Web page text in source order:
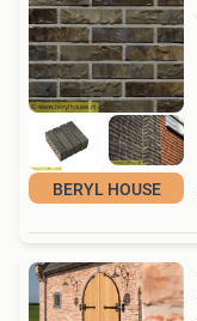
BERYL HOUSE